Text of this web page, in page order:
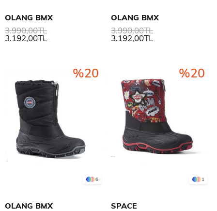
OLANG BMX
3.192,00TL
3.990,00TL
OLANG BMX
3.192,00TL
3.990,00TL
6
OLANG BMX
%20
1
SPACE
%20